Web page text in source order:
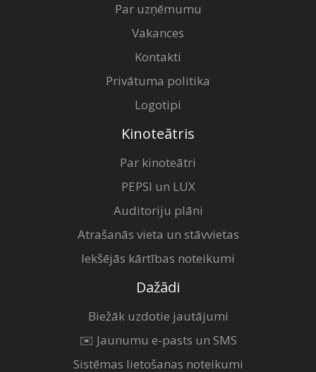
Par uzņēmumu
Vakances
Kontakti
Privātuma politika
Logotipi
Kinoteātris
Par kinoteātri
PEPSI un LUX
Auditoriju plāni
Atrašanās vieta un stāvvietas
Iekšējās kārtības noteikumi
Dažādi
Biežāk uzdotie jautājumi
✉️ Jaunumu e-pasts un SMS
Sistēmas lietošanas noteikumi